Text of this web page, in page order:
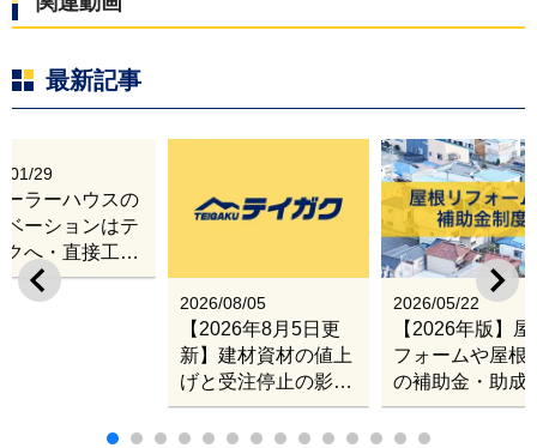
最新記事
2026/08/05
【2026年8月5日更
新】建材資材の値上
げと受注停止の影響
｜塗料・屋根材・シ
ンナー・断熱材・ル
2026/05/22
【2026年版】
フォームや屋根
の補助金・助成
業
01/29
ーラーハウスの
ベーションはテ
クへ・直接工事
張改修サービス